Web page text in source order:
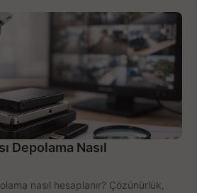
Depolama Nasıl
nasıl hesaplanır? Çözünürlük,